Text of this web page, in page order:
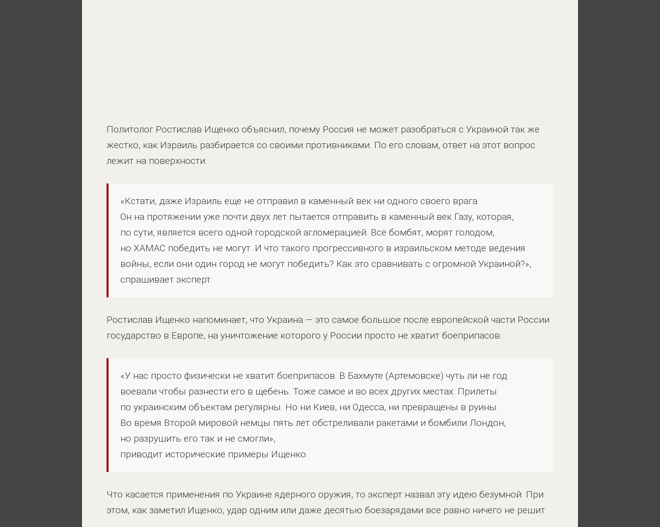
Политолог Ростислав Ищенко объяснил, почему Россия не может разобраться с Украиной так же
жестко, как Израиль разбирается со своими противниками. По его словам, ответ на этот вопрос
лежит на поверхности.
«Кстати, даже Израиль еще не отправил в каменный век ни одного своего врага.
Он на протяжении уже почти двух лет пытается отправить в каменный век Газу, которая,
по сути, является всего одной городской агломерацией. Всё бомбят, морят голодом,
но ХАМАС победить не могут. И что такого прогрессивного в израильском методе ведения
войны, если они один город не могут победить? Как это сравнивать с огромной Украиной?»,
спрашивает эксперт.
Ростислав Ищенко напоминает, что Украина — это самое большое после европейской части России
государство в Европе, на уничтожение которого у России просто не хватит боеприпасов.
«У нас просто физически не хватит боеприпасов. В Бахмуте (Артемовске) чуть ли не год
воевали чтобы разнести его в щебень. Тоже самое и во всех других местах. Прилеты
по украинским объектам регулярны. Но ни Киев, ни Одесса, ни превращены в руины.
Во время Второй мировой немцы пять лет обстреливали ракетами и бомбили Лондон,
но разрушить его так и не смогли»,
приводит исторические примеры Ищенко.
Что касается применения по Украине ядерного оружия, то эксперт назвал эту идею безумной. При
этом, как заметил Ищенко, удар одним или даже десятью боезарядами все равно ничего не решит.